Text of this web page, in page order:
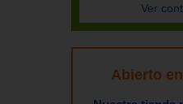
Ver
Abierto